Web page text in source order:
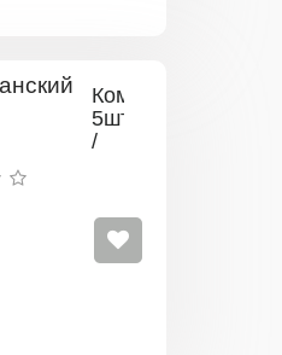
Комплект
5шт
/